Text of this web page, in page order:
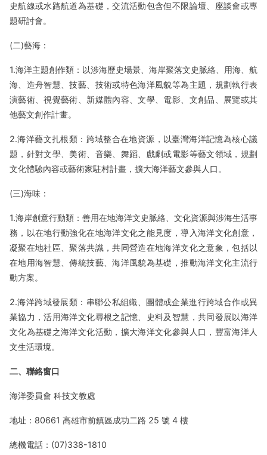
史航線或水路航道為基礎，交流活動包含但不限論壇、座談會或專
題研討會。​
(二)藝海：
1.海洋主題創作類：以涉海歷史場景、海岸聚落文史脈絡、用海、航
海、造舟智慧、技藝、技術或特色海洋風貌等為主題，規劃執行表
演藝術、視覺藝術、新媒體內容、文學、電影、文創品、展覽或其
他藝文創作計畫。
2.海洋藝文扎根類：跨域整合在地資源，以臺灣海洋記憶為核心議
題，針對文學、美術、音樂、舞蹈、戲劇或電影等藝文領域，規劃
文化體驗內容或藝術家駐村計畫，擴大海洋藝文參與人口。
(三)海味：
1.海岸創意行動類：善用在地海洋文史脈絡、文化資源與涉海生活事
務，以在地行動強化在地海洋文化之能見度，導入海洋文化創意，
凝聚在地社區、聚落共識，共同營造在地海洋文化之意象，包括以
在地用海智慧、傳統技藝、海洋風貌為基礎，推動海洋文化主流行
動方案。
2.海洋跨域發展類：串聯公私組織、團體或企業進行跨域合作或異
業協力，活用海洋文化尋根之記憶、史料及智慧，共同發展以海洋
文化為基礎之海洋文化活動，擴大海洋文化參與人口，豐富海洋人
文生活環境。
二、聯絡窗口
海洋委員會 科技文教處
地址：80661 高雄市前鎮區成功二路 25 號 4 樓
總機電話：(07)338-1810